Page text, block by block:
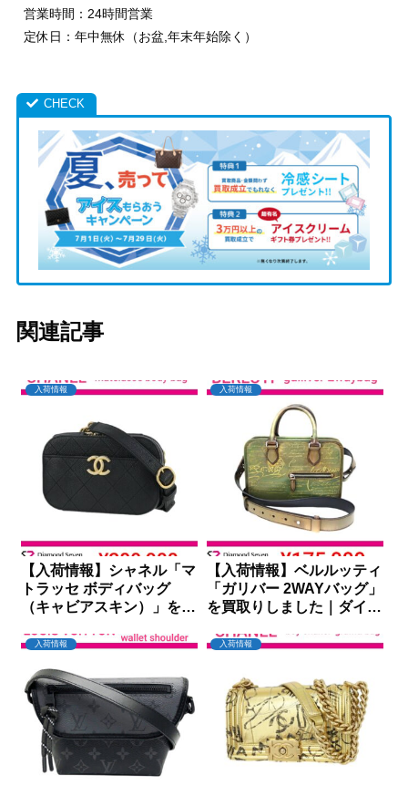
営業時間：24時間営業
定休日：年中無休（お盆,年末年始除く）
関連記事
入荷情報
【入荷情報】シャネル「マ
トラッセ ボディバッグ
（キャビアスキン）」を買
ドセブン
入荷情報
【入荷情報】ベルルッティ
「ガリバー 2WAYバッグ」
を買取りしました｜ダイヤ
入荷情報 入荷情報